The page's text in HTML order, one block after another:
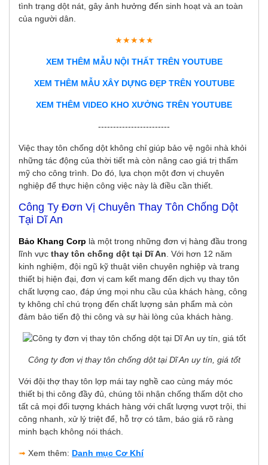
tình trạng dột nát, gây ảnh hưởng đến sinh hoạt và an toàn
của người dân.
★★★★★
XEM THÊM MẪU NỘI THẤT TRÊN YOUTUBE
XEM THÊM MẪU XÂY DỰNG ĐẸP TRÊN YOUTUBE
XEM THÊM VIDEO KHO XƯỞNG TRÊN YOUTUBE
------------------------
Việc thay tôn chống dột không chỉ giúp bảo vệ ngôi nhà khỏi
những tác động của thời tiết mà còn nâng cao giá trị thẩm
mỹ cho công trình. Do đó, lựa chọn một đơn vị chuyên
nghiệp để thực hiện công việc này là điều cần thiết.
Công Ty Đơn Vị Chuyên Thay Tôn Chống Dột
Tại Dĩ An
Bảo Khang Corp là một trong những đơn vị hàng đầu trong
lĩnh vực thay tôn chống dột tại Dĩ An . Với hơn 12 năm
kinh nghiệm, đội ngũ kỹ thuật viên chuyên nghiệp và trang
thiết bị hiện đại, đơn vị cam kết mang đến dịch vụ thay tôn
chất lượng cao, đáp ứng mọi nhu cầu của khách hàng, công
ty không chỉ chú trọng đến chất lượng sản phẩm mà còn
đảm bảo tiến độ thi công và sự hài lòng của khách hàng.
Công ty đơn vị thay tôn chống dột tại Dĩ An uy tín, giá tốt
Với đội thợ thay tôn lợp mái tay nghề cao cùng máy móc
thiết bị thi công đầy đủ, chúng tôi nhận chống thấm dột cho
tất cả mọi đối tượng khách hàng với chất lượng vượt trội, thi
công nhanh, xử lý triệt để, hỗ trợ có tâm, báo giá rõ ràng
minh bạch không nói thách.
➟ Xem thêm: Danh mục Cơ Khí